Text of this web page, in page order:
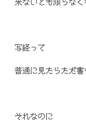
来ないとも限らなく
写経って
普通に見たらただ
それなのに